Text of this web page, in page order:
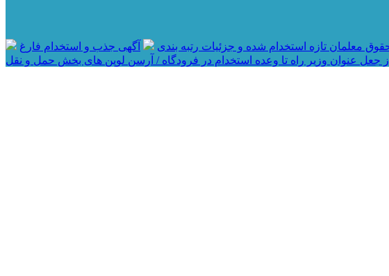
آگهی جذب و استخدام فارغ
از جعل عنوان وزیر راه تا وعده استخدام در فرودگاه / آرسن لوپن های بخش حمل و نقل